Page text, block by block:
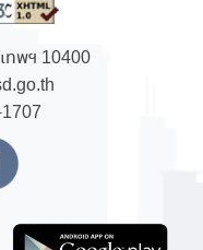
ทพฯ 10400